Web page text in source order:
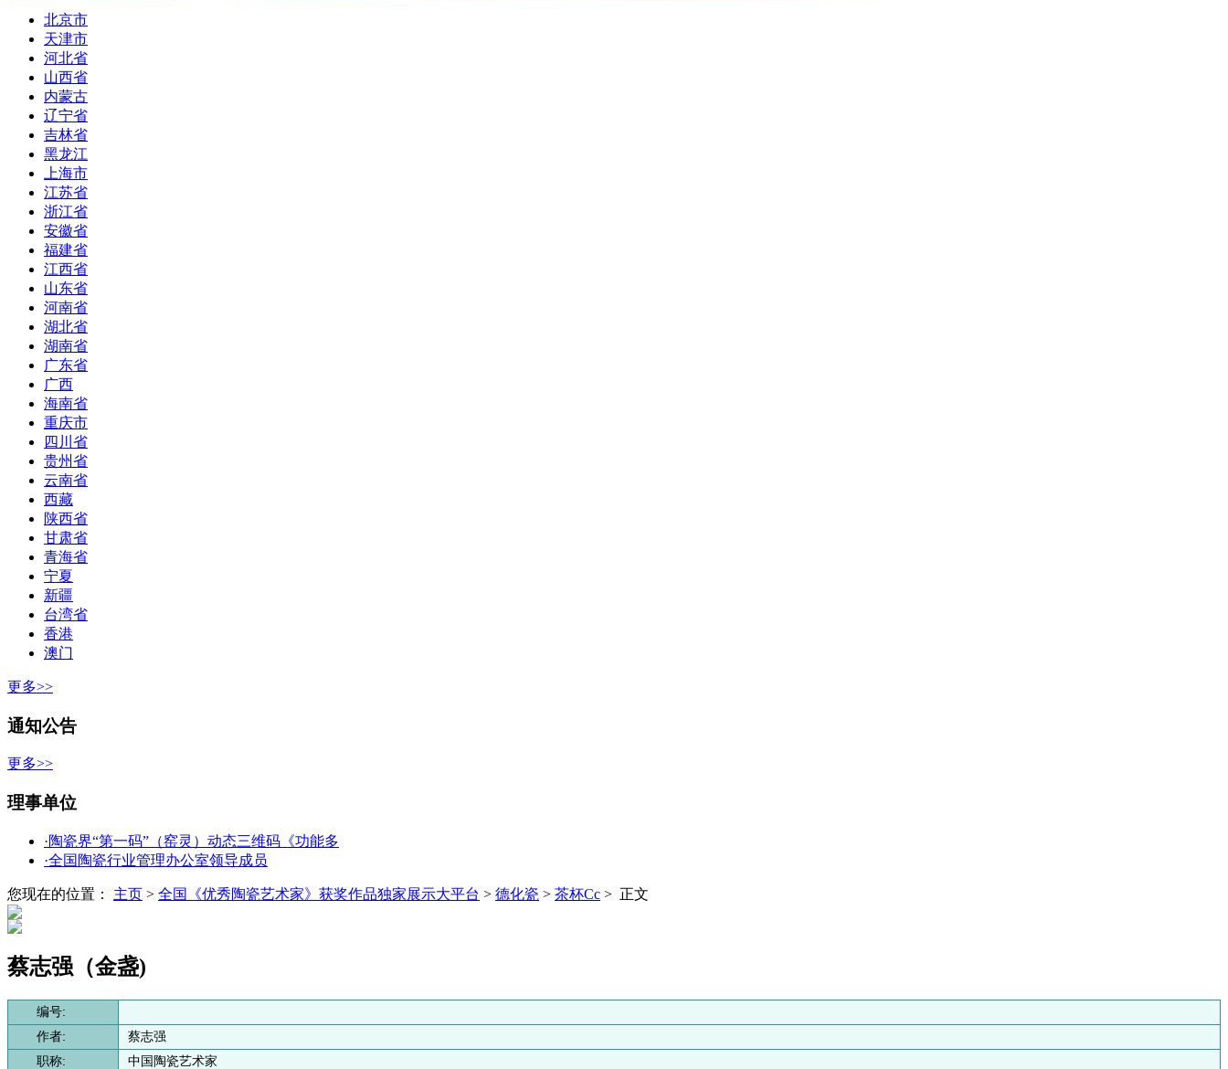
北京市
天津市
河北省
山西省
内蒙古
辽宁省
吉林省
黑龙江
上海市
江苏省
浙江省
安徽省
福建省
江西省
山东省
河南省
湖北省
湖南省
广东省
广西
海南省
重庆市
四川省
贵州省
云南省
西藏
陕西省
甘肃省
青海省
宁夏
新疆
台湾省
香港
澳门
更多>>
通知公告
更多>>
理事单位
·陶瓷界“第一码”（窑灵）动态三维码《功能多
·全国陶瓷行业管理办公室领导成员
您现在的位置： 主页 > 全国《优秀陶瓷艺术家》获奖作品独家展示大平台 > 德化瓷 > 茶杯Cc > 正文
蔡志强（金盏)
编号:
作者:
蔡志强
职称:
中国陶瓷艺术家